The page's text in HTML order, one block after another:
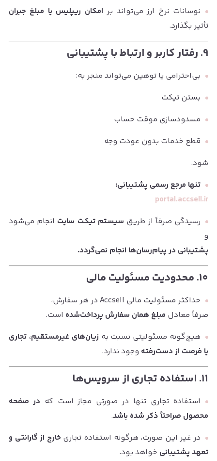
نوسانات نرخ ارز می‌تواند بر امکان ریپلیس یا مبلغ جبران
تأثیر بگذارد.
۹. رفتار کاربر و ارتباط با پشتیبانی
بی‌احترامی یا توهین می‌تواند منجر به:
بستن تیکت
مسدودسازی موقت حساب
قطع خدمات بدون عودت وجه
شود.
تنها مرجع رسمی پشتیبانی:
portal.accsell.ir
رسیدگی صرفاً از طریق سیستم تیکت سایت انجام می‌شود
و
پشتیبانی در پیام‌رسان‌ها انجام نمی‌گردد.
۱۰. محدودیت مسئولیت مالی
حداکثر مسئولیت مالی Accsell در هر سفارش،
صرفاً معادل مبلغ همان سفارش پرداخت‌شده است.
هیچ‌گونه مسئولیتی نسبت به زیان‌های غیرمستقیم، تجاری
یا فرصت از دست‌رفته وجود ندارد.
۱۱. استفاده تجاری از سرویس‌ها
استفاده تجاری تنها در صورتی مجاز است که در صفحه
محصول صراحتاً ذکر شده باشد.
در غیر این صورت، هرگونه استفاده تجاریخارج از گارانتی و
تعهد پشتیبانی خواهد بود.